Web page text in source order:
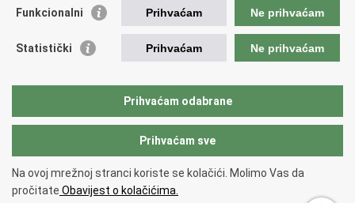
Vlada Republike Hrvatske
Registar neprofitnih organizacija
Nacionalna zaklada za razvoj civilnoga društva
Copyright © 2026 Ured za udruge.
pristupačnosti
Funkcionalni Prihvaćam Ne prihvaćam
Statistički Prihvaćam Ne prihvaćam
Prihvaćam odabrane
Prihvaćam sve
Na ovoj mrežnoj stranci koriste se kolačići. Molimo Vas da
pročitate Obavijest o kolačićima.